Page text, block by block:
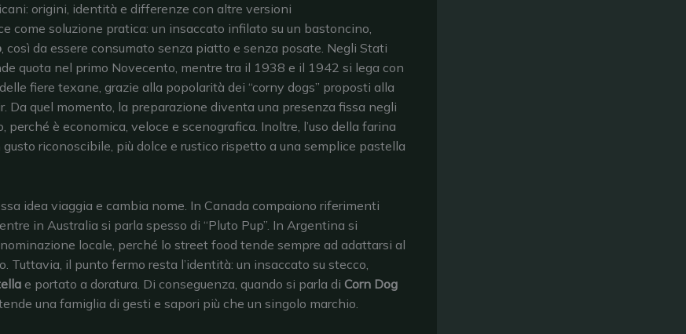
origini, identità e differenze con altre versioni
come soluzione pratica: un insaccato infilato su un bastoncino,
, così da essere consumato senza piatto e senza posate. Negli Stati
quota nel primo Novecento, mentre tra il 1938 e il 1942 si lega con
fiere texane, grazie alla popolarità dei “corny dogs” proposti alla
Da quel momento, la preparazione diventa una presenza fissa negli
perché è economica, veloce e scenografica. Inoltre, l’uso della farina
gusto riconoscibile, più dolce e rustico rispetto a una semplice pastella
idea viaggia e cambia nome. In Canada compaiono riferimenti
in Australia si parla spesso di “Pluto Pup”. In Argentina si
locale, perché lo street food tende sempre ad adattarsi al
Tuttavia, il punto fermo resta l’identità: un insaccato su stecco,
e portato a doratura. Di conseguenza, quando si parla di Corn Dog
una famiglia di gesti e sapori più che un singolo marchio.